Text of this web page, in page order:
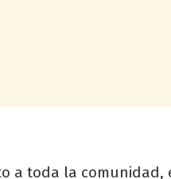
a toda la